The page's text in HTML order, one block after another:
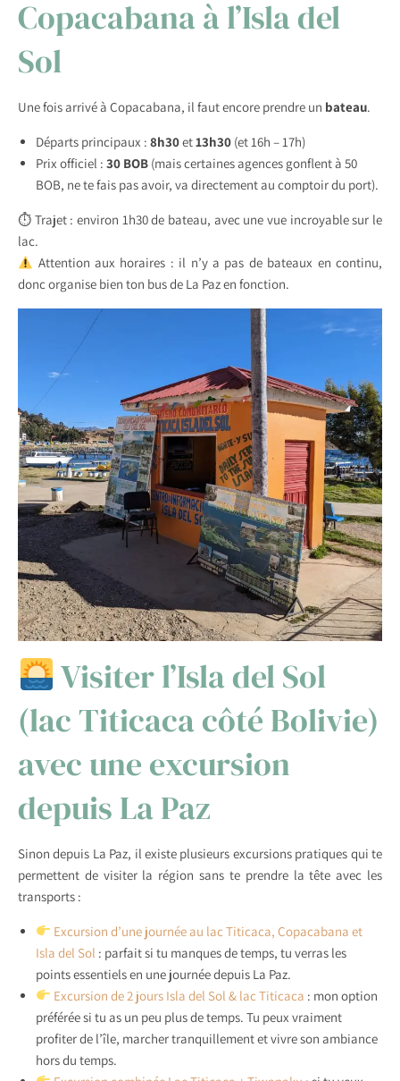
Copacabana à l’Isla del
Sol
Une fois arrivé à Copacabana, il faut encore prendre un bateau.
Départs principaux : 8h30et13h30 (et 16h – 17h)
Prix officiel : 30 BOB (mais certaines agences gonflent à 50
BOB, ne te fais pas avoir, va directement au comptoir du port).
⏱ Trajet : environ 1h30 de bateau, avec une vue incroyable sur le
lac.
Attention aux horaires : il n’y a pas de bateaux en continu,
donc organise bien ton bus de La Paz en fonction.
Visiter l’Isla del Sol
(lac Titicaca côté Bolivie)
avec une excursion
depuis La Paz
Sinon depuis La Paz, il existe plusieurs excursions pratiques qui te
permettent de visiter la région sans te prendre la tête avec les
transports :
Excursion d’une journée au lac Titicaca, Copacabana et
Isla del Sol : parfait si tu manques de temps, tu verras les
points essentiels en une journée depuis La Paz.
Excursion de 2 jours Isla del Sol & lac Titicaca : mon option
préférée si tu as un peu plus de temps. Tu peux vraiment
profiter de l’île, marcher tranquillement et vivre son ambiance
hors du temps.